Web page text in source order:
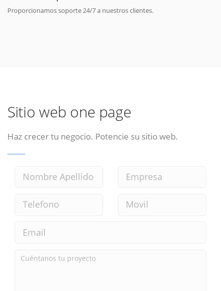
Proporcionamos soporte 24/7 a nuestros clientes.
Sitio web one page
Haz crecer tu negocio. Potencie su sitio web.